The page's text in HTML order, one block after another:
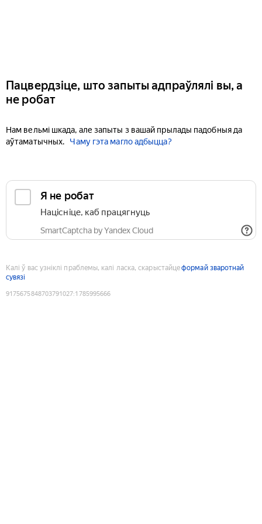
Пацвердзіце, што запыты адпраўлялі вы, а
не робат
Нам вельмі шкада, але запыты з вашай прылады падобныя да
аўтаматычных.
Чаму гэта магло адбыцца?
Я не робат
Націсніце, каб працягнуць
SmartCaptcha by Yandex Cloud
Калі ў вас узніклі праблемы, калі ласка, скарыстайцеформай зваротнай
сувязі
9175675848703791027:1785995666